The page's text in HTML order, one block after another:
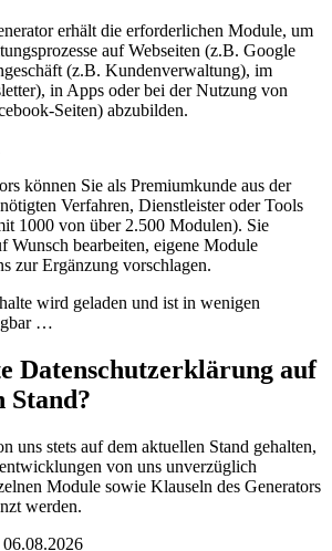
erhält die erforderlichen Module, um
auf Webseiten (z.B. Google
(z.B. Kundenverwaltung), im
in Apps oder bei der Nutzung von
Seiten) abzubilden.
können Sie als Premiumkunde aus der
Verfahren, Dienstleister oder Tools
1000 von über 2.500 Modulen). Sie
Wunsch bearbeiten, eigene Module
zur Ergänzung vorschlagen.
wird geladen und ist in wenigen
…
Datenschutzerklärung auf
Stand?
uns stets auf dem aktuellen Stand gehalten,
von uns unverzüglich
Module sowie Klauseln des Generators
werden.